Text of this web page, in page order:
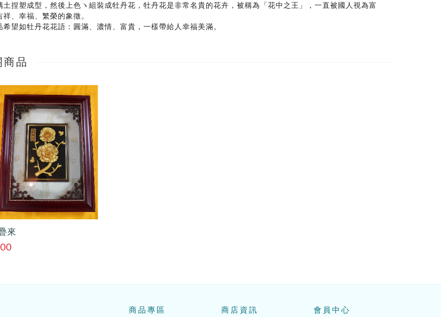
土捏塑成型，然後上色ヽ組裝成牡丹花，牡丹花是非常名貴的花卉，被稱為「花中之王」，一直被國人視為富
祥、幸福、繁榮的象徵。
希望如牡丹花花語：圓滿、濃情、富貴，一樣帶給人幸福美滿。
商品
來
商品專區 商店資訊 會員中心